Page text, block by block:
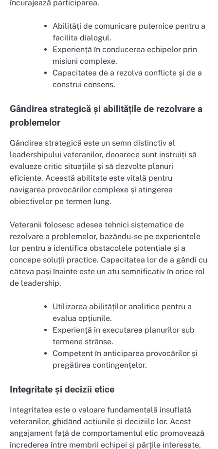
încurajează participarea.
Abilități de comunicare puternice pentru a
facilita dialogul.
Experiență în conducerea echipelor prin
misiuni complexe.
Capacitatea de a rezolva conflicte și de a
construi consens.
Gândirea strategică și abilitățile de rezolvare a
problemelor
Gândirea strategică este un semn distinctiv al
leadershipului veteranilor, deoarece sunt instruiți să
evalueze critic situațiile și să dezvolte planuri
eficiente. Această abilitate este vitală pentru
navigarea provocărilor complexe și atingerea
obiectivelor pe termen lung.
Veteranii folosesc adesea tehnici sistematice de
rezolvare a problemelor, bazându-se pe experiențele
lor pentru a identifica obstacolele potențiale și a
concepe soluții practice. Capacitatea lor de a gândi cu
câteva pași înainte este un atu semnificativ în orice rol
de leadership.
Utilizarea abilităților analitice pentru a
evalua opțiunile.
Experiență în executarea planurilor sub
termene strânse.
Competent în anticiparea provocărilor și
pregătirea contingențelor.
Integritate și decizii etice
Integritatea este o valoare fundamentală insuflată
veteranilor, ghidând acțiunile și deciziile lor. Acest
angajament față de comportamentul etic promovează
încrederea între membrii echipei și părțile interesate,